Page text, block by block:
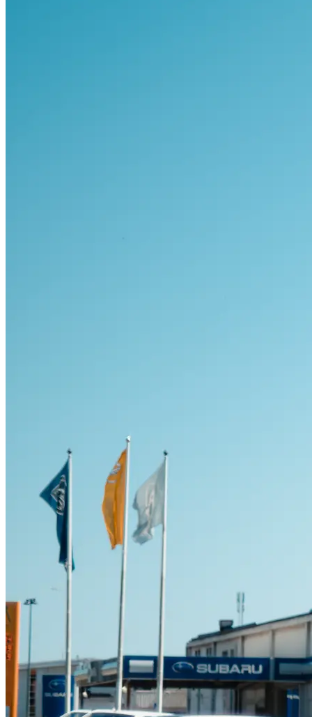
Suzuki